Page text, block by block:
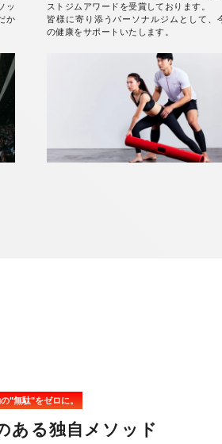
ッ
か
ストジムアワードを受賞しております。
皆様に寄り添うパーソナルジムとして、
の健康をサポートいたします。
"無駄"をゼロに。
あ る独自 メ ソ ッ ド